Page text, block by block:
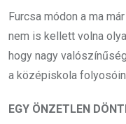
Furcsa módon a ma
nem is kellett volna
hogy nagy
a középiskola folyosóin.
EGY ÖNZETLEN